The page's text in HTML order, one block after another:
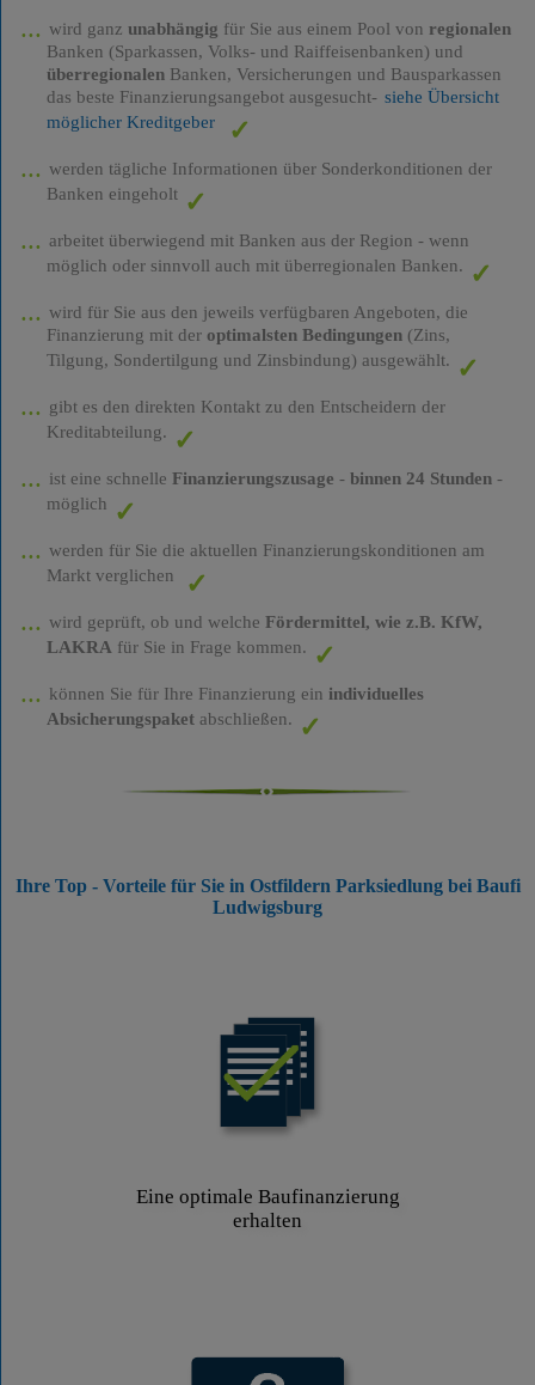
wird ganz unabhängig für Sie aus einem Pool von regionalen
Banken (Sparkassen, Volks- und Raiffeisenbanken) und
überregionalenBanken, Versicherungen und Bausparkassen
das beste Finanzierungsangebot ausgesucht- siehe Übersicht
möglicher Kreditgeber
werden tägliche Informationen über Sonderkonditionen der
Banken eingeholt
arbeitet überwiegend mit Banken aus der Region - wenn
möglich oder sinnvoll auch mit überregionalen Banken.
wird für Sie aus den jeweils verfügbaren Angeboten, die
Finanzierung mit der optimalsten Bedingungen(Zins,
Tilgung, Sondertilgung und Zinsbindung) ausgewählt.
gibt es den direkten Kontakt zu den Entscheidern der
Kreditabteilung.
ist eine schnelle Finanzierungszusage - binnen 24 Stunden-
möglich
werden für Sie die aktuellen Finanzierungskonditionen am
Markt verglichen
wird geprüft, ob und welche Fördermittel, wie z.B. KfW,
LAKRA für Sie in Frage kommen.
können Sie für Ihre Finanzierung ein individuelles
Absicherungspaketabschließen.
Ihre Top - Vorteile für Sie in Ostfildern Parksiedlung bei Baufi
Ludwigsburg
Eine optimale Baufinanzierung
erhalten